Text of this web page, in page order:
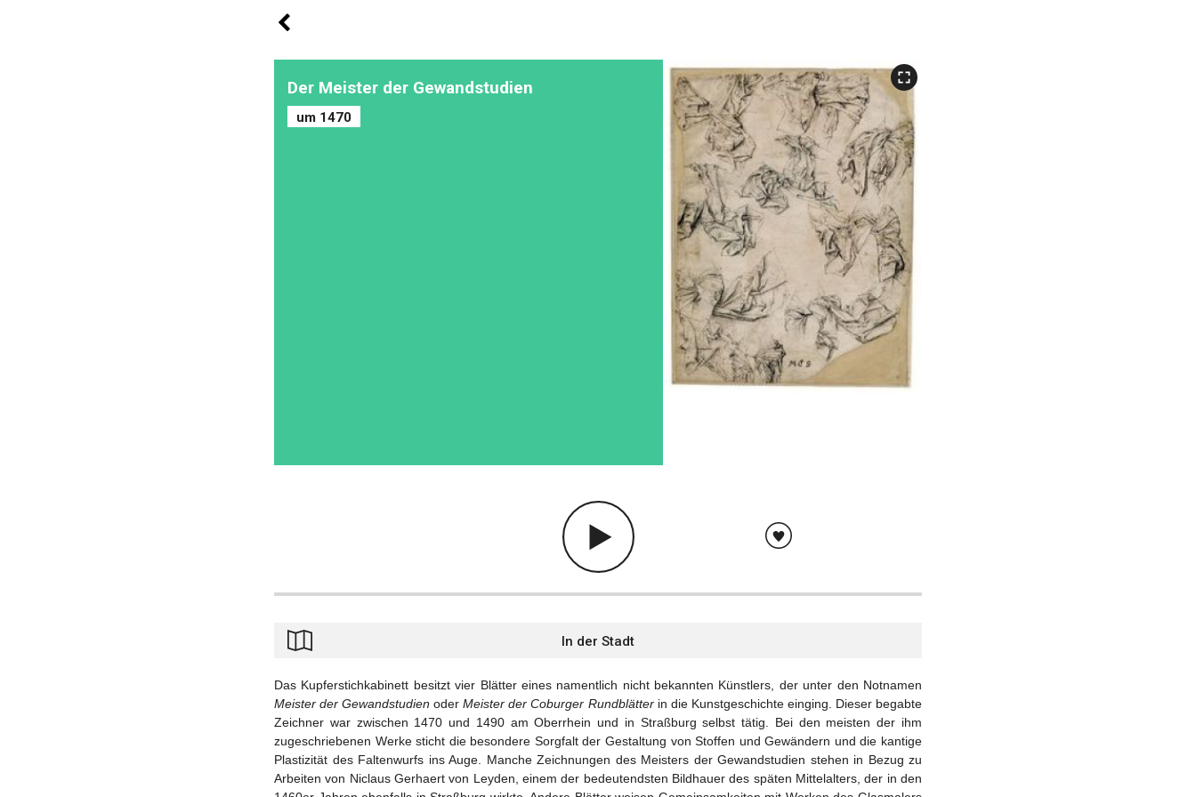
Der Meister der Gewandstudien
um 1470
In der Stadt
Das Kupferstichkabinett besitzt vier Blätter eines namentlich nicht bekannten Künstlers, der unter den Notnamen
Meister der Gewandstudien oderMeister der Coburger Rundblätterin die Kunstgeschichte einging. Dieser begabte
Zeichner war zwischen 1470 und 1490 am Oberrhein und in Straßburg selbst tätig. Bei den meisten der ihm
zugeschriebenen Werke sticht die besondere Sorgfalt der Gestaltung von Stoffen und Gewändern und die kantige
Plastizität des Faltenwurfs ins Auge. Manche Zeichnungen des Meisters der Gewandstudien stehen in Bezug zu
Arbeiten von Niclaus Gerhaert von Leyden, einem der bedeutendsten Bildhauer des späten Mittelalters, der in den